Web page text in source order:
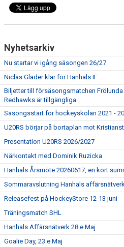
Nyhetsarkiv
Nu startar vi igång säsongen 26/27
Niclas Glader klar för Hanhals IF
Biljetter till försäsongsmatchen Frölunda
Redhawks är tillgängliga
Säsongsstart för hockeyskolan 2021 -
U20RS börjar på bortaplan mot
Presentation U20RS 2026/2027
Närkontakt med Dominik Ruzicka
Hanhals Årsmöte 20260617, en kort
Sommaravslutning Hanhals
Releasefest på HockeyStore 12-13 juni
Träningsmatch SHL
Hanhals Affärsnätverk 28.e Maj
Goalie Day, 23.e Maj